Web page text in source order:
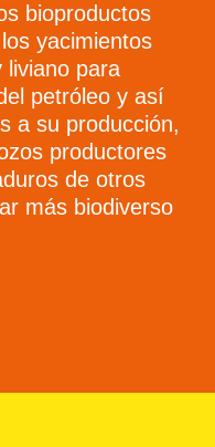
bioproductos
yacimientos
liviano para
petróleo y así
a su producción,
productores
de otros
más biodiverso